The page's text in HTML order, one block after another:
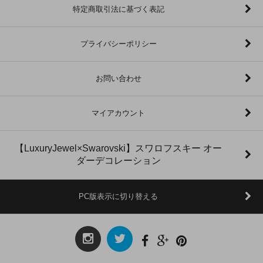
特定商取引法に基づく表記
プライバシーポリシー
お問い合わせ
マイアカウント
【LuxuryJewel×Swarovski】スワロフスキー オー
ダーデコレーション
PC版表示に切り替える